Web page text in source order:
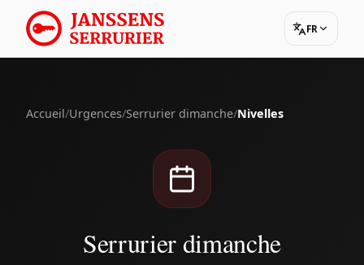
FR
Accueil/Urgences/Serrurier dimanche/Nivelles
Serrurier dimanche